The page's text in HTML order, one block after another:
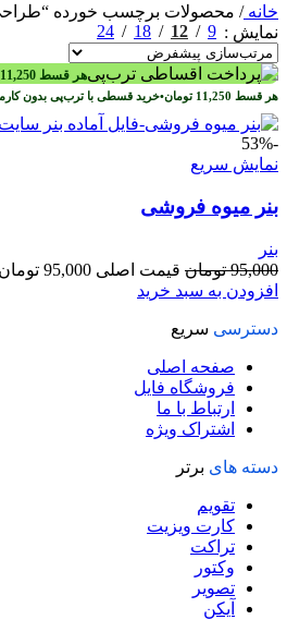
خانه/ محصولات برچسب خورده
نمایش
9
12
18
24
هر قسط 11,250
هر قسط 11,250 تومان•خرید قسطی با ترب‌پی بدون
-53%
نمایش سریع
بنر میوه فروشی
بنر
95,000 تومان قیمت اصلی 95,000 تومان بود.
افزودن به سبد خرید
دسترسی سریع
صفحه اصلی
فروشگاه فایل
ارتباط با ما
اشتراک ویژه
دسته های برتر
تقویم
کارت ویزیت
تراکت
وکتور
تصویر
آیکن